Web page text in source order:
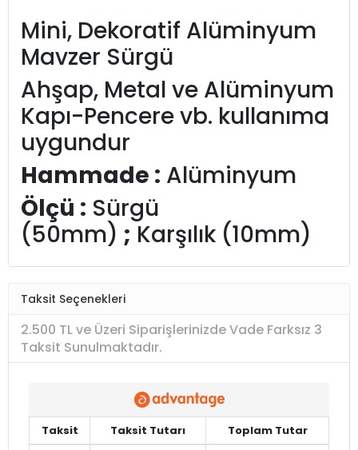
Mini, Dekoratif Alüminyum
Mavzer Sürgü
Ahşap, Metal ve Alüminyum
Kapı-Pencere vb. kullanıma
uygundur
Hammade : Alüminyum
Ölçü : Sürgü
(50mm) ; Karşılık (10mm)
Taksit Seçenekleri
2.500 TL ve Üzeri Siparişlerinizde Vade Farksız 3
Taksit Sunulmaktadır.
Taksit Taksit Tutarı
Toplam Tutar